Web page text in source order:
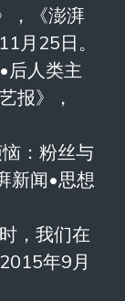
，《澎湃
月25日。
后人类主
报》，
：粉丝与
新闻•思想
，我们在
年9月